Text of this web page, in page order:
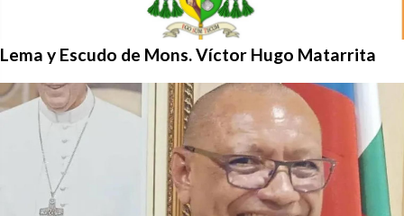
Lema y Escudo de Mons. Víctor Hugo Matarrita